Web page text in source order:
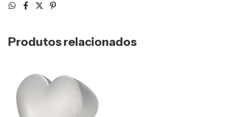
Produtos relacionados